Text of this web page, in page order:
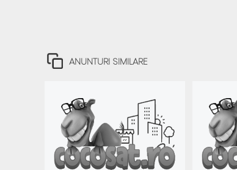
ANUNTURI SIMILARE